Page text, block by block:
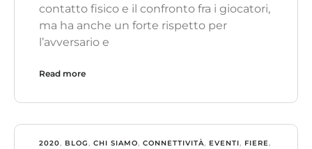
contatto fisico e il confronto fra i giocatori,
ma ha anche un forte rispetto per
l’avversario e
Read more
2020, BLOG, CHI SIAMO, CONNETTIVITÀ, EVENTI, FIERE,